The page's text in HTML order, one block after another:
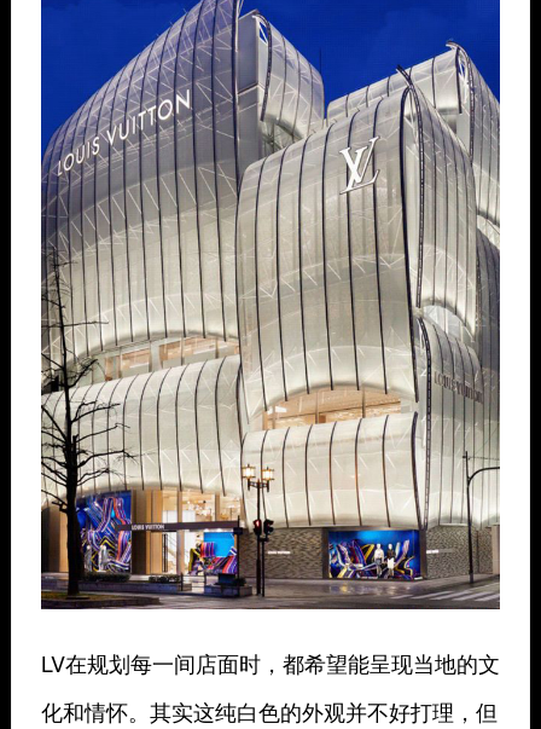
LV在规划每一间店面时，都希望能呈现当地的文
化和情怀。其实这纯白色的外观并不好打理，但